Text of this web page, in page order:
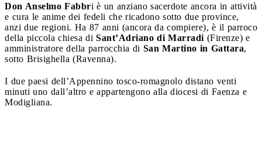
Don Anselmo Fabbri è un anziano sacerdote ancora in attività
e cura le anime dei fedeli che ricadono sotto due province,
anzi due regioni. Ha 87 anni (ancora da compiere), è il parroco
della piccola chiesa di Sant’Adriano di Marradi (Firenze) e
amministratore della parrocchia di San Martino in Gattara,
sotto Brisighella (Ravenna).
I due paesi dell’Appennino tosco-romagnolo distano venti
minuti uno dall’altro e appartengono alla diocesi di Faenza e
Modigliana.